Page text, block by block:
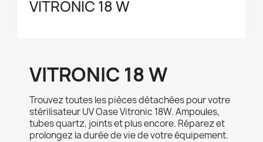
VITRONIC 18 W
VITRONIC 18 W
Trouvez toutes les pièces détachées pour votre
stérilisateur UV Oase Vitronic 18W. Ampoules,
tubes quartz, joints et plus encore. Réparez et
prolongez la durée de vie de votre équipement.